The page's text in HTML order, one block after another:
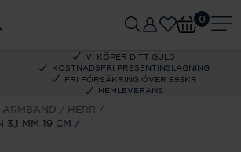
VI KÖPER DITT GULD
KOSTNADSFRI PRESENTINSLAGNING
FRI FÖRSÄKRING ÖVER 695KR
HEMLEVERANS
0
ARMBAND
HERR
3,1 MM 19 CM